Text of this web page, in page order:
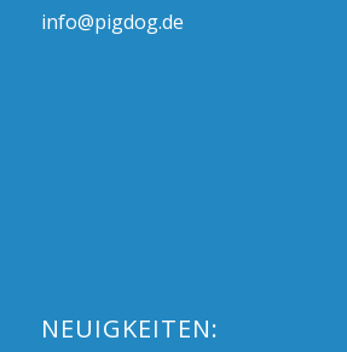
info@pigdog.de
NEUIGKEITEN: